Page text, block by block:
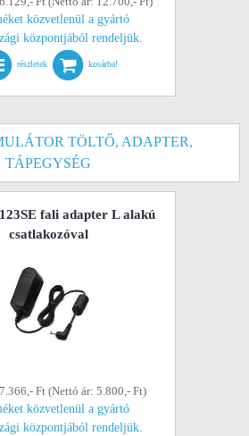
közvetlenül a gyártó
központjából rendeljük.
részletek kosárba!
TÖLTŐ, ADAPTER,
TÁPEGYSÉG
fali adapter L alakú
csatlakozóval
Ft (Nettó ár: 5.800,- Ft)
közvetlenül a gyártó
központjából rendeljük.